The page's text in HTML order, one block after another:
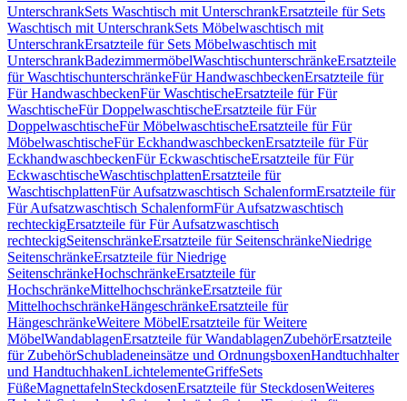
UnterschrankSets Waschtisch mit UnterschrankErsatzteile für Sets
Waschtisch mit UnterschrankSets Möbelwaschtisch mit
UnterschrankErsatzteile für Sets Möbelwaschtisch mit
UnterschrankBadezimmermöbelWaschtischunterschränkeErsatzteile
für WaschtischunterschränkeFür HandwaschbeckenErsatzteile für
Für HandwaschbeckenFür WaschtischeErsatzteile für Für
WaschtischeFür DoppelwaschtischeErsatzteile für Für
DoppelwaschtischeFür MöbelwaschtischeErsatzteile für Für
MöbelwaschtischeFür EckhandwaschbeckenErsatzteile für Für
EckhandwaschbeckenFür EckwaschtischeErsatzteile für Für
EckwaschtischeWaschtischplattenErsatzteile für
WaschtischplattenFür Aufsatzwaschtisch SchalenformErsatzteile für
Für Aufsatzwaschtisch SchalenformFür Aufsatzwaschtisch
rechteckigErsatzteile für Für Aufsatzwaschtisch
rechteckigSeitenschränkeErsatzteile für SeitenschränkeNiedrige
SeitenschränkeErsatzteile für Niedrige
SeitenschränkeHochschränkeErsatzteile für
HochschränkeMittelhochschränkeErsatzteile für
MittelhochschränkeHängeschränkeErsatzteile für
HängeschränkeWeitere MöbelErsatzteile für Weitere
MöbelWandablagenErsatzteile für WandablagenZubehörErsatzteile
für ZubehörSchubladeneinsätze und OrdnungsboxenHandtuchhalter
und HandtuchhakenLichtelementeGriffeSets
FüßeMagnettafelnSteckdosenErsatzteile für SteckdosenWeiteres